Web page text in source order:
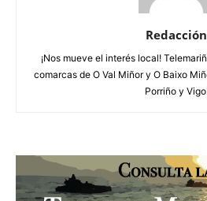
Redacción
¡Nos mueve el interés local!
comarcas de O Val Miñor y O Baixo
Porriño y Vigo.